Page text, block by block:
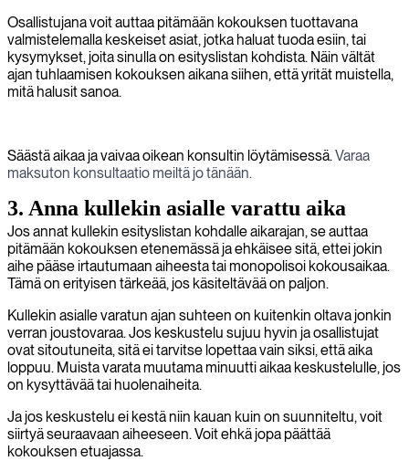
Osallistujana voit auttaa pitämään kokouksen tuottavana
valmistelemalla keskeiset asiat, jotka haluat tuoda esiin, tai
kysymykset, joita sinulla on esityslistan kohdista. Näin vältät
ajan tuhlaamisen kokouksen aikana siihen, että yrität muistella,
mitä halusit sanoa.
Säästä aikaa ja vaivaa oikean konsultin löytämisessä.Varaa
maksuton konsultaatio meiltä jo tänään.
3. Anna kullekin asialle varattu aika
Jos annat kullekin esityslistan kohdalle aikarajan, se auttaa
pitämään kokouksen etenemässä ja ehkäisee sitä, ettei jokin
aihe pääse irtautumaan aiheesta tai monopolisoi kokousaikaa.
Tämä on erityisen tärkeää, jos käsiteltävää on paljon.
Kullekin asialle varatun ajan suhteen on kuitenkin oltava jonkin
verran joustovaraa. Jos keskustelu sujuu hyvin ja osallistujat
ovat sitoutuneita, sitä ei tarvitse lopettaa vain siksi, että aika
loppuu. Muista varata muutama minuutti aikaa keskustelulle, jos
on kysyttävää tai huolenaiheita.
Ja jos keskustelu ei kestä niin kauan kuin on suunniteltu, voit
siirtyä seuraavaan aiheeseen. Voit ehkä jopa päättää
kokouksen etuajassa.